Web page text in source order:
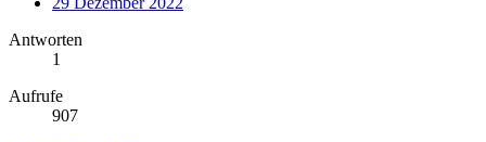
Antworten
1
Aufrufe
907